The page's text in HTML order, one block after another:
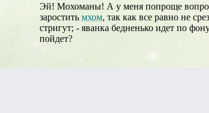
Эй! Мохоманы! А у меня попроще вопрос
заростить мхом, так как все равно не
стригут; - яванка бедненько идет по
пойдет?